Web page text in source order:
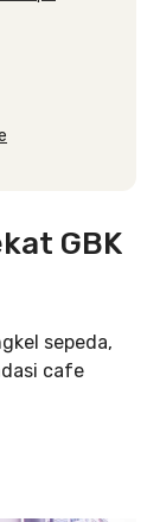
GBK
sepeda,
cafe